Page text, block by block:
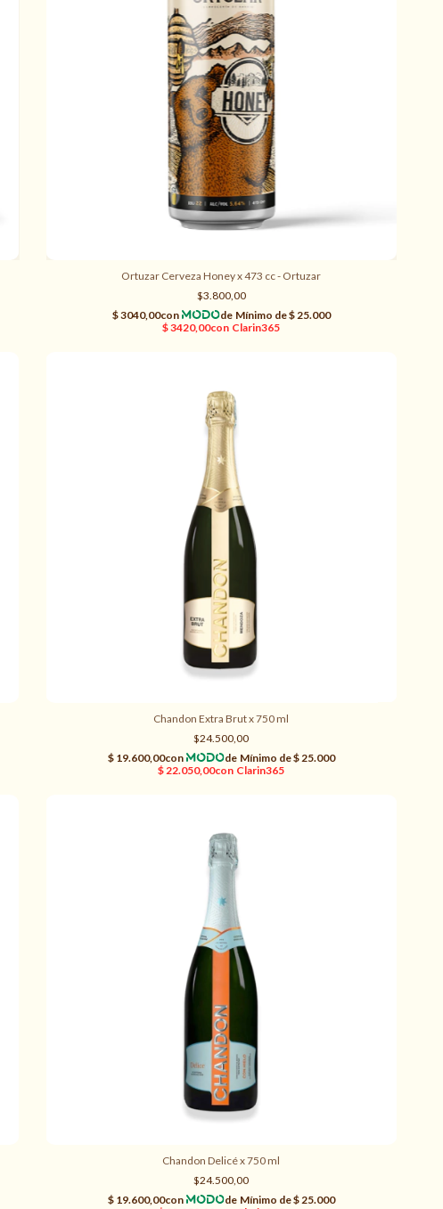
Ortuzar Cerveza Honey x 473 cc - Ortuzar
$3.800,00
Chandon Extra Brut x 750 ml
$24.500,00
Chandon Delicé x 750 ml
$24.500,00